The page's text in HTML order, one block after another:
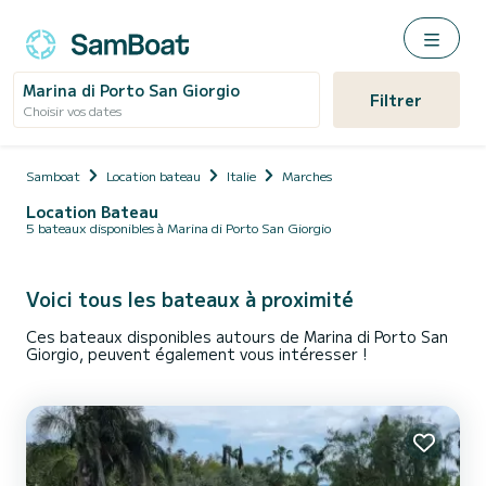
Marina di Porto San Giorgio
Choisir vos dates Filtrer
Samboat Location bateau Italie Marches
Location Bateau
5 bateaux disponibles à Marina di Porto San Giorgio
Voici tous les bateaux à proximité
Ces bateaux disponibles autours de Marina di Porto San
Giorgio, peuvent également vous intéresser !